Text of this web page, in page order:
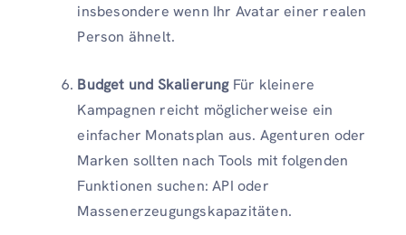
insbesondere wenn Ihr Avatar einer realen
Person ähnelt.
Budget und SkalierungFür kleinere
Kampagnen reicht möglicherweise ein
einfacher Monatsplan aus. Agenturen oder
Marken sollten nach Tools mit folgenden
Funktionen suchen: API oder
Massenerzeugungskapazitäten.